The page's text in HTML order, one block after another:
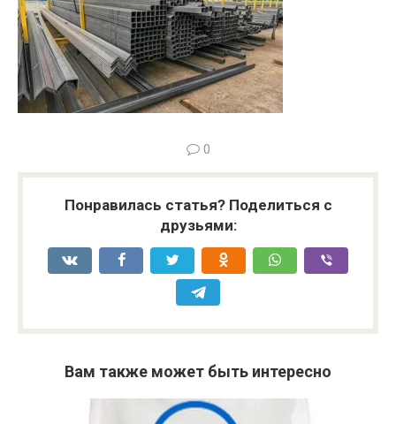
0
Понравилась статья? Поделиться с
друзьями:
Вам также может быть интересно